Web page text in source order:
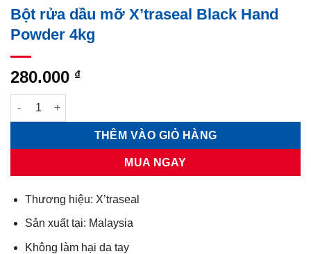
Bột rửa dầu mỡ X’traseal Black Hand
Powder 4kg
280.000 ₫
Bột rửa dầu mỡ X'traseal Black Hand Powder 4kg số lượng
THÊM VÀO GIỎ HÀNG
MUA NGAY
Thương hiệu: X’traseal
Sản xuất tại: Malaysia
Không làm hại da tay